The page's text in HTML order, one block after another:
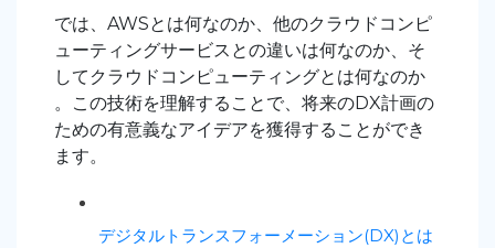
では、AWSとは何なのか、他のクラウドコンピ
ューティングサービスとの違いは何なのか、そ
してクラウドコンピューティングとは何なのか
。この技術を理解することで、将来のDX計画の
ための有意義なアイデアを獲得することができ
ます。
デジタルトランスフォーメーション(DX)とは